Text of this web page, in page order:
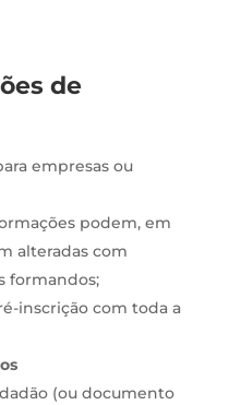
de
empresas ou
podem, em
alteradas com
formandos;
inscrição com toda a
(ou documento